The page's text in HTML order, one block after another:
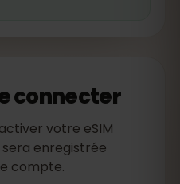
connecter
votre eSIM
enregistrée
compte.